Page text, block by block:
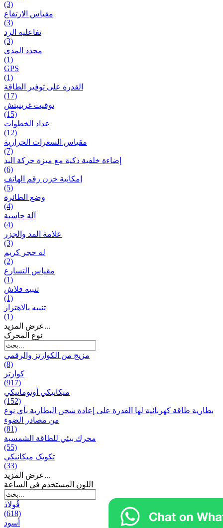
(3)
مقياس الارتفاع
(3)
تفاعلیه الرد
(3)
محدد المدى
(1)
GPS
(1)
القدرة على توفير الطاقة
(17)
توقيت غرينيتش
(15)
عداد الخطوات
(12)
مقیاس السعرات الحرارية
(7)
إضاءة خلفية ذكية مع ميزة حرکة اليد
(6)
إمكانية خزن رقم الهاتف
(5)
وضع الطائرة
(4)
آلة حاسبة
(4)
علامة المد والجزر
(3)
له حجر كريم
(2)
مقياس التسارع
(1)
تنبيه فلاش
(1)
تنبيه بالاهتزاز
(1)
عرض المزيد...
نوع المحرک
مزيج من الكوارتز والرقمي
(8)
كوارتز
(917)
ميكانيكي أوتوماتيكي
(152)
بطارية طاقة كهربائية لها القدرة على إعادة شحن البطارية بأي نوع
من مصادر الضوء
(81)
محرك بيئي للطاقة الشمسية
(55)
تکویک ميكانيكي
(33)
عرض المزيد...
اللون المستخدم في الساعة
فُولاَذ
(618)
أسود